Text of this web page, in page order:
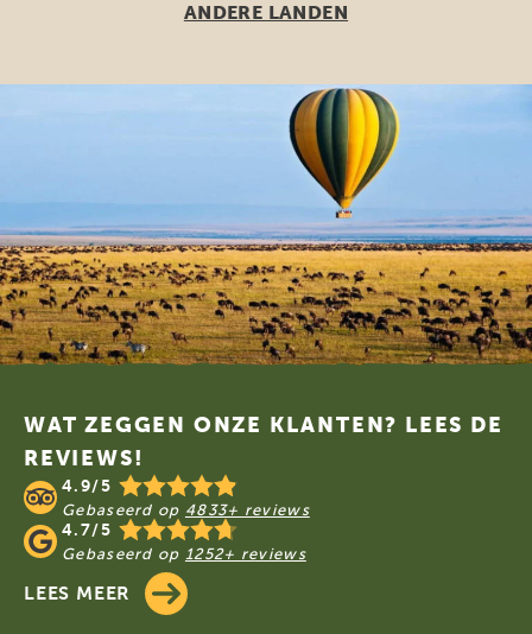
ANDERE LANDEN
WAT ZEGGEN ONZE KLANTEN? LEES DE
REVIEWS!
4.9/5
Gebaseerd op 4833+ reviews
4.7/5
Gebaseerd op 1252+ reviews
LEES MEER